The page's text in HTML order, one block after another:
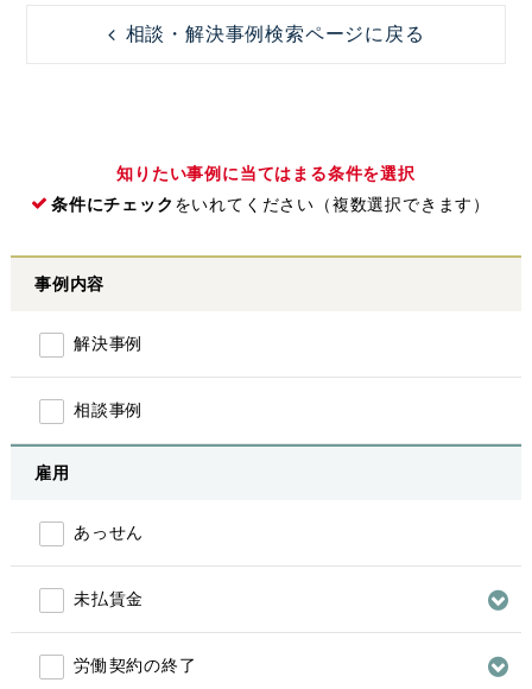
相談・解決事例検索ページに戻る
知りたい事例に当てはまる条件を選択
条件にチェック をいれてください（複数選択できます）
事例内容
解決事例
相談事例
雇用
あっせん
未払賃金
労働契約の終了